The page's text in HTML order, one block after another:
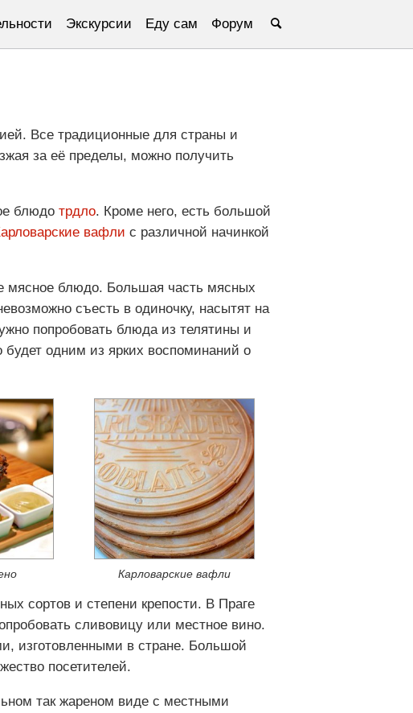
Экскурсии Еду сам Форум
Все традиционные для страны и
за её пределы, можно получить
блюдо трдло. Кроме него, есть большой
вафли с различной начинкой
мясное блюдо. Большая часть мясных
съесть в одиночку, насытят на
попробовать блюда из телятины и
одним из ярких воспоминаний о
Карловарские вафли
сортов и степени крепости. В Праге
сливовицу или местное вино.
изготовленными в стране. Большой
посетителей.
так жареном виде с местными